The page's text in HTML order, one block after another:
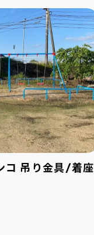
コ 吊り金具/着座